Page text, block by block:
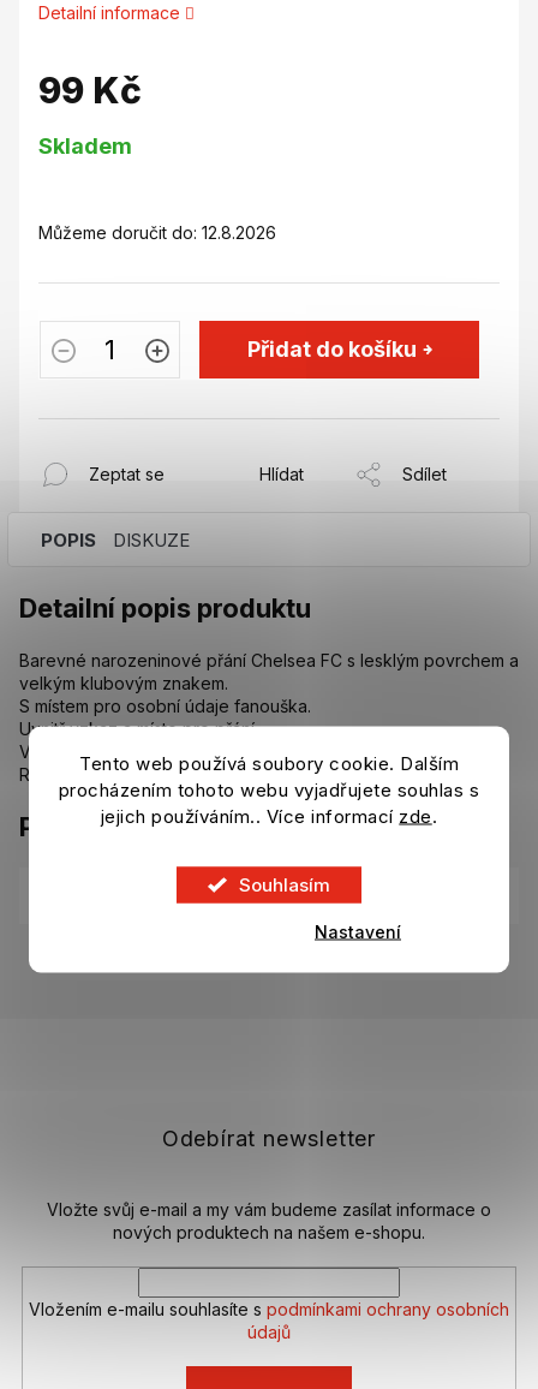
Tento web používá soubory cookie. Dalším
procházením tohoto webu vyjadřujete souhlas s
jejich používáním.. Více informací zde.
Souhlasím
Nastavení
Detailní informace
99 Kč
cena:
Skladem
Můžeme doručit do: 12.8.2026
Přidat do košíku
Zeptat se Hlídat Sdílet
POPIS DISKUZE
Detailní popis produktu
Barevné narozeninové přání Chelsea FC s lesklým povrchem a
velkým klubovým znakem.
S místem pro osobní údaje fanouška.
Uvnitř vzkaz a místo pro přání.
Včetně bílé obálky.
Rozměr: 22 x 12 cm.
Parametry
Ostatní suvenýry Chelsea FC
Odebírat newsletter
Vložte svůj e-mail a my vám budeme zasílat informace o
nových produktech na našem e-shopu.
Vložením e-mailu souhlasíte s podmínkami ochrany osobních
údajů